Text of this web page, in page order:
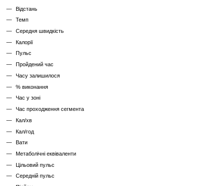
Бігова доріжка TRM 833 вирізняється наявністю зручної та
краплеподібної консолі з білого пластику.
Як елемент керування й настроювання використовуються
зручно: вони надійніші від традиційних мембранних кнопок,
зношування та пошкоджень, дають можливість здійснювати
швидкості руху полотна.
25 Програм
Системи Integrated Footplant TechnologyTM і Ground
забезпечують максимально ефективний поштовх під час
ударне навантаження на суглоби.
Доріжка дає змогу мінімізувати знос як самої деки, так і
Кардіотренажер, на якому приємно та легко досягати
стрічкою й налаштовуються відповідно до кожного кроку.
реагувати на природну швидкість ніг дає змогу домогтися